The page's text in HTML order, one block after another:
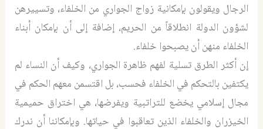
الرجال ويقولون بإمكانية زواج الجواري من الخلفاء، وتسييرهن
لشؤون الدولة انطلاقاً من الحريم، إضافة إلى أن بإمكان أبناء
الخلفاء منهن أن يصبحوا خلفاء.
إن أكثر الطرق تسلية لفهم ظاهرة الجواري، وكيف أن النساء لم
يكتفين بالتحكم في الخلفاء فحسب، بل اقتسمن معهم الحكم في
مجال إسلامي يخضع للتراتبية ويفرضها، هي اختراق حميمية
الخيزران والخلفاء الذين تعاقبوا في حياتها. وبإمكاننا أن ندرك